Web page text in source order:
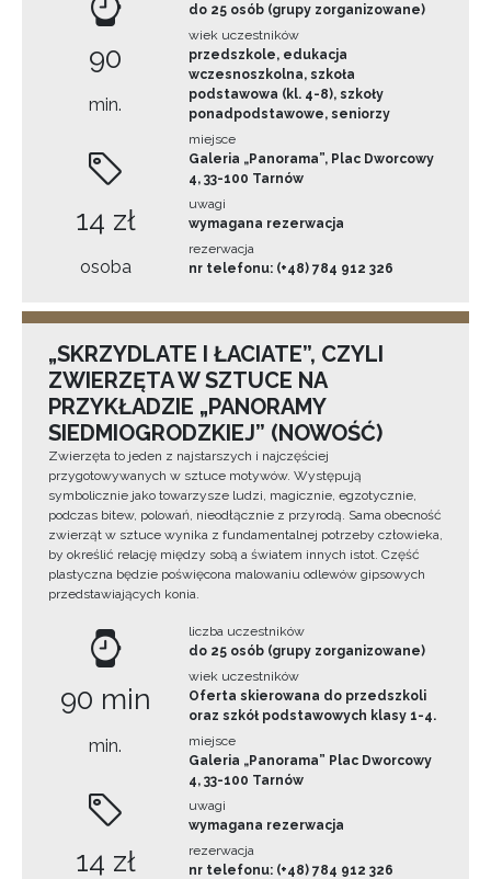
90
min.
14 zł
osoba
do 25 osób (grupy zorganizowane)
wiek uczestników
przedszkole, edukacja
wczesnoszkolna, szkoła
podstawowa (kl. 4-8), szkoły
ponadpodstawowe, seniorzy
miejsce
Galeria „Panorama”, Plac Dworcowy
4, 33-100 Tarnów
uwagi
wymagana rezerwacja
rezerwacja
nr telefonu: (+48) 784 912 326
„SKRZYDLATE I ŁACIATE”, CZYLI
ZWIERZĘTA W SZTUCE NA
PRZYKŁADZIE „PANORAMY
SIEDMIOGRODZKIEJ” (NOWOŚĆ)
Zwierzęta to jeden z najstarszych i najczęściej
przygotowywanych w sztuce motywów. Występują
symbolicznie jako towarzysze ludzi, magicznie, egzotycznie,
podczas bitew, polowań, nieodłącznie z przyrodą. Sama obecność
zwierząt w sztuce wynika z fundamentalnej potrzeby człowieka,
by określić relację między sobą a światem innych istot. Część
plastyczna będzie poświęcona malowaniu odlewów gipsowych
przedstawiających konia.
90 min
min.
14 zł
liczba uczestników
do 25 osób (grupy zorganizowane)
wiek uczestników
Oferta skierowana do przedszkoli
oraz szkół podstawowych klasy 1-4.
miejsce
Galeria „Panorama” Plac Dworcowy
4, 33-100 Tarnów
uwagi
wymagana rezerwacja
rezerwacja
nr telefonu: (+48) 784 912 326